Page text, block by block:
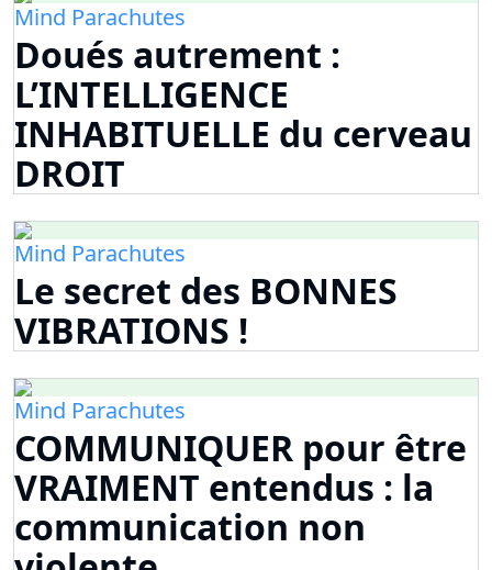
Mind Parachutes
Doués autrement :
L’INTELLIGENCE
INHABITUELLE du cerveau
DROIT
Mind Parachutes
Le secret des BONNES
VIBRATIONS !
Mind Parachutes
COMMUNIQUER pour être
VRAIMENT entendus : la
communication non